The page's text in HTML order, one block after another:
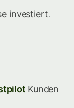
investiert.
Kunden